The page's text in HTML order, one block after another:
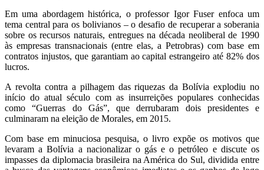
Em uma abordagem histórica, o professor Igor Fuser enfoca um
tema central para os bolivianos – o desafio de recuperar a soberania
sobre os recursos naturais, entregues na década neoliberal de 1990
às empresas transnacionais (entre elas, a Petrobras) com base em
contratos injustos, que garantiam ao capital estrangeiro até 82% dos
lucros.
A revolta contra a pilhagem das riquezas da Bolívia explodiu no
início do atual século com as insurreições populares conhecidas
como “Guerras do Gás”, que derrubaram dois presidentes e
culminaram na eleição de Morales, em 2015.
Com base em minuciosa pesquisa, o livro expõe os motivos que
levaram a Bolívia a nacionalizar o gás e o petróleo e discute os
impasses da diplomacia brasileira na América do Sul, dividida entre